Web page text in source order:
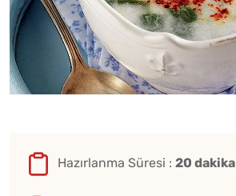
Hazırlanma Süresi : 20 dakika